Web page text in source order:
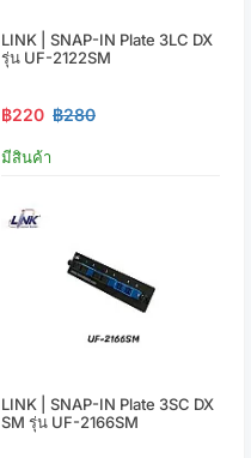
LINK | SNAP-IN Plate 3LC DX
รุ่น UF-2122SM
฿220 ฿280
มีสินค้า
LINK | SNAP-IN Plate 3SC DX
SM รุ่น UF-2166SM